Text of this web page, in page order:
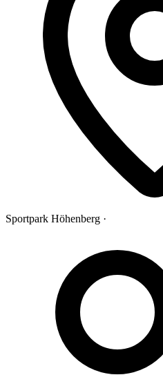
Sportpark Höhenberg ·